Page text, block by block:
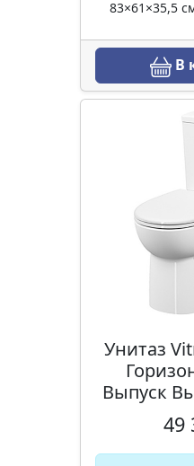
83×61×35,5
В
Унитаз
Выпуск
49